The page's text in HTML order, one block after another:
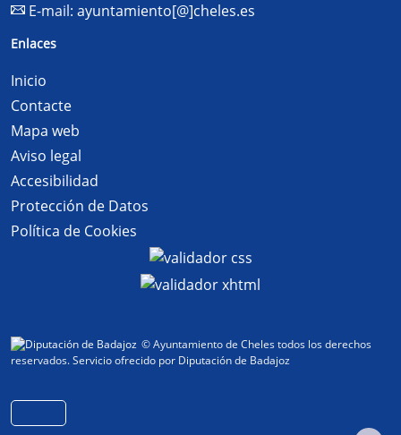
E-mail: ayuntamiento[@]cheles.es
Enlaces
Inicio
Contacte
Mapa web
Aviso legal
Accesibilidad
Protección de Datos
Política de Cookies
© Ayuntamiento de Cheles todos los derechos
reservados.Servicio ofrecido por Diputación de Badajoz